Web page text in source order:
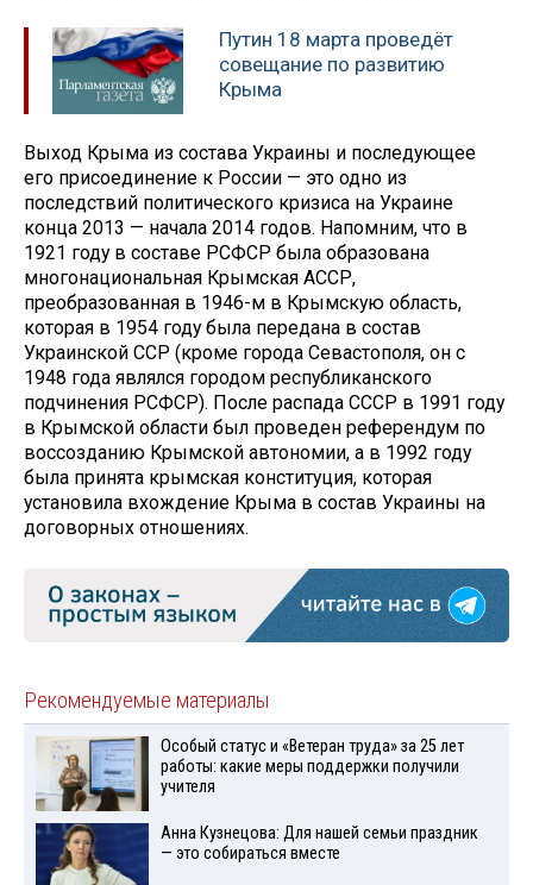
Путин 18 марта проведёт
совещание по развитию
Крыма
Выход Крыма из состава Украины и последующее
его присоединение к России — это одно из
последствий политического кризиса на Украине
конца 2013 — начала 2014 годов. Напомним, что в
1921 году в составе РСФСР была образована
многонациональная Крымская АССР,
преобразованная в 1946-м в Крымскую область,
которая в 1954 году была передана в состав
Украинской ССР (кроме города Севастополя, он с
1948 года являлся городом республиканского
подчинения РСФСР). После распада СССР в 1991 году
в Крымской области был проведен референдум по
воссозданию Крымской автономии, а в 1992 году
была принята крымская конституция, которая
установила вхождение Крыма в состав Украины на
договорных отношениях.
Рекомендуемые материалы
Особый статус и «Ветеран труда» за 25 лет
работы: какие меры поддержки получили
учителя
Анна Кузнецова: Для нашей семьи праздник
— это собираться вместе